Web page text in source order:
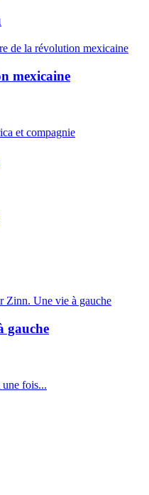
mexicaine
gauche